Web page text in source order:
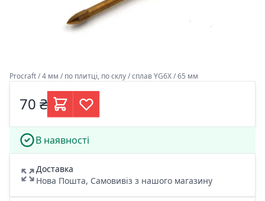
Procraft / 4 мм / по плитці, по склу / сплав YG6X / 65 мм
70 ₴
В наявності
Доставка
Нова Пошта, Самовивіз з нашого магазину